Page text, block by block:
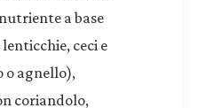
a base
ceci e
o agnello),
coriandolo,